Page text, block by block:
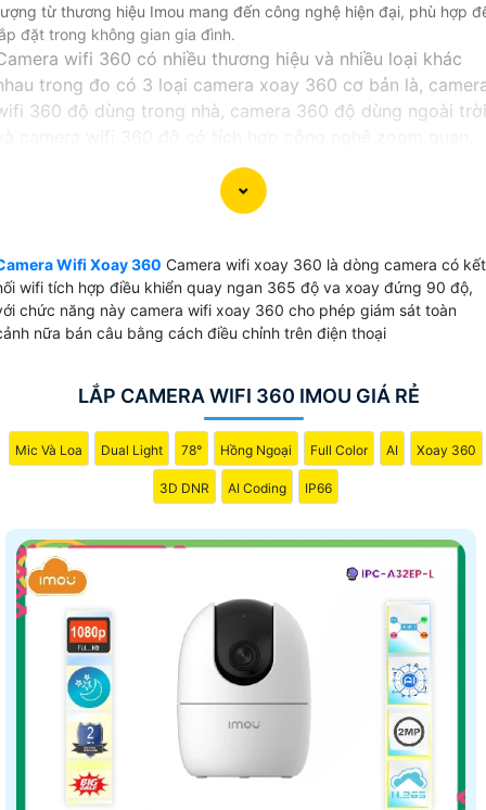
từ thương hiệu Imou mang đến công nghệ hiện đại, phù hợp
đặt trong không gian gia đình.
wifi 360 có nhiều thương hiệu và nhiều loại khác
trong đo có 3 loại camera xoay 360 cơ bản là,
360 độ dùng trong nhà, camera 360 độ dùng ngoài trời
cả các thương hiệu camera wifi đều có những dòng
360 độ tích hợp nhiều chức năng từ giá rẻ đến
camera từ 2.0MP đến camera độ phân giải 4Mp 8MP
ứng với xuất hình ảnh chất lượng ultra 2k và 4K.
Wifi Xoay 360 Camera wifi xoay 360 là dòng camera có kết
wifi tích hợp điều khiển quay ngan 365 độ va xoay đứng 90 độ,
chức năng này camera wifi xoay 360 cho phép giám sát toàn
nữa bán câu bằng cách điều chỉnh trên điện thoại
LẮP CAMERA WIFI 360 IMOU GIÁ RẺ
Mic Và Loa Dual Light 78° Hồng Ngoại Full Color AI Xoay 360
3D DNR AI Coding IP66